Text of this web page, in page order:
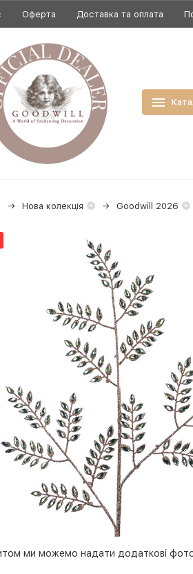
Оферта Доставка та оплата
Нова колекція Goodwill 2026
ми можемо надати додаткові